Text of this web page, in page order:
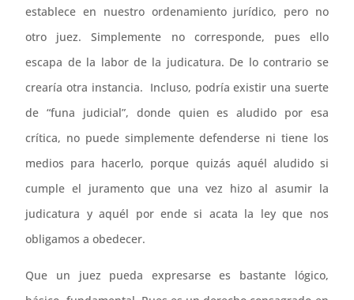
establece en nuestro ordenamiento jurídico, pero no
otro juez. Simplemente no corresponde, pues ello
escapa de la labor de la judicatura. De lo contrario se
crearía otra instancia. Incluso, podría existir una suerte
de “funa judicial”, donde quien es aludido por esa
crítica, no puede simplemente defenderse ni tiene los
medios para hacerlo, porque quizás aquél aludido si
cumple el juramento que una vez hizo al asumir la
judicatura y aquél por ende si acata la ley que nos
obligamos a obedecer.
Que un juez pueda expresarse es bastante lógico,